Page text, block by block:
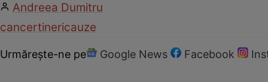
Andreea Dumitru
cancertinericauze
Urmărește-ne pe Google News Facebook